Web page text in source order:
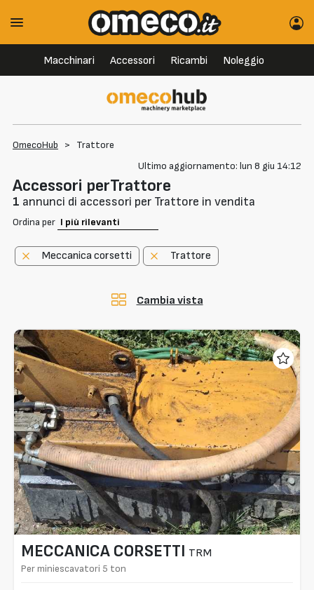
Macchinari Accessori Ricambi Noleggio
OmecoHub >
Trattore
Ultimo aggiornamento: lun 8 giu 14:12
Accessori perTrattore
1 annunci di accessori per Trattore in vendita
Ordina per
Meccanica corsetti Trattore
Cambia vista
MECCANICA CORSETTI TRM
Per miniescavatori 5 ton